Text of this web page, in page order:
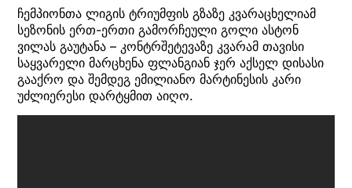
ჩემპიონთა ლიგის ტრიუმფის გზაზე კვარაცხელიამ
სეზონის ერთ-ერთი გამორჩეული გოლი ასტონ
ვილას გაუტანა – კონტრშეტევაზე კვარამ თავისი
საყვარელი მარცხენა ფლანგიან ჯერ აქსელ დისასი
გააქრო და შემდეგ ემილიანო მარტინესის კარი
უძლიერესი დარტყმით აიღო.